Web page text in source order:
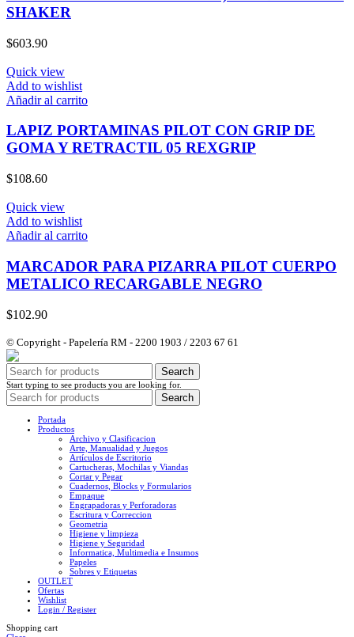
SHAKER
$603.90
Quick view
Add to wishlist
Añadir al carrito
LAPIZ PORTAMINAS PILOT CON GRIP DE
GOMA Y RETRACTIL 05 REXGRIP
$108.60
Quick view
Add to wishlist
Añadir al carrito
MARCADOR PARA PIZARRA PILOT CUERPO
METALICO RECARGABLE NEGRO
$102.90
© Copyright - Papelería RM - 2200 1903 / 2203 67 61
Search
Start typing to see products you are looking for.
Search
Portada
Productos
Archivo y Clasificacion
Arte, Manualidad y Juegos
Artículos de Escritorio
Cartucheras, Mochilas y Viandas
Cortar y Pegar
Cuadernos, Blocks y Formularios
Empaque
Engrapadoras y Perforadoras
Escritura y Correccion
Geometria
Higiene y limpieza
Higiene y Seguridad
Informatica, Multimedia e Insumos
Papeles
Sobres y Etiquetas
OUTLET
Ofertas
Wishlist
Login / Register
Shopping cart